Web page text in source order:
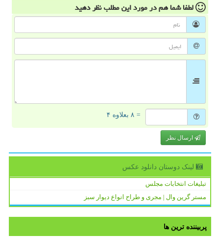
لطفا شما همدر مورد این مطلبنظر دهید
= ۸ بعلاوه ۴
ارسال نظر
لینک دوستان دانلود عكس
تبلیغات انتخابات مجلس
مستر گرین وال | مجری و طراح انواع دیوار سبز
پربیننده ترین ها